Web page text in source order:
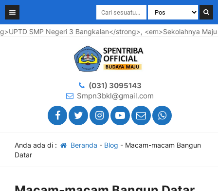
SMP Negeri 3 Bangkalan</strong>, <em>Sekolahnya Maju
(031) 3095143
Smpn3bkl@gmail.com
Anda ada di : Beranda - Blog - Macam-macam Bangun
Datar